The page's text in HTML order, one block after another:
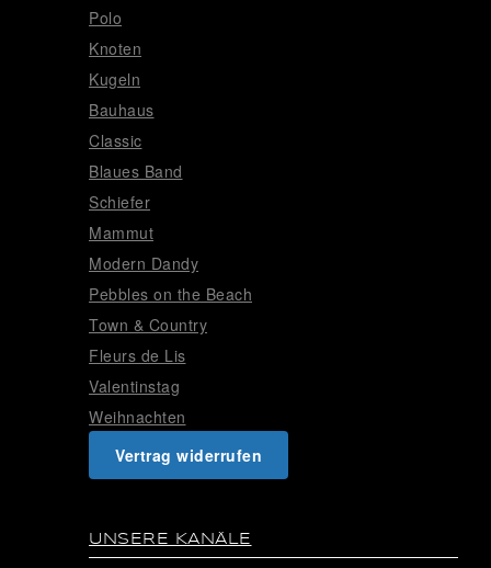
Polo
Knoten
Kugeln
Bauhaus
Classic
Blaues Band
Schiefer
Mammut
Modern Dandy
Pebbles on the Beach
Town & Country
Fleurs de Lis
Valentinstag
Weihnachten
Vertrag widerrufen
UNSERE KANÄLE